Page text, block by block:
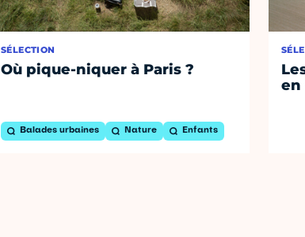
SÉLECTION
Où pique-niquer à Paris ?
Balades urbaines Nature Enfants
en